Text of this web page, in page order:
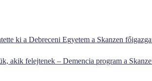
ki a Debreceni Egyetem a Skanzen
akik felejtenek – Demencia program a